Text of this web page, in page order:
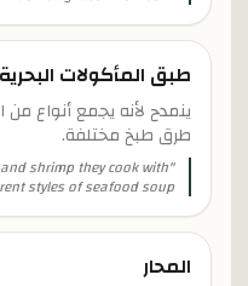
طبق المأكولات البحرية
ينمدح لأنه يجمع أنواع من
طرق طبخ مختلفة.
"
shrimp they cook with
styles of seafood soup.
المحار